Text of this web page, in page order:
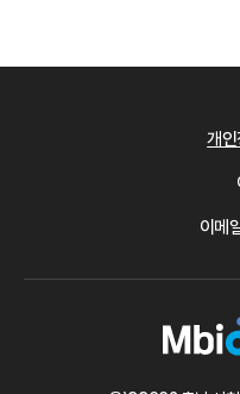
개
이메